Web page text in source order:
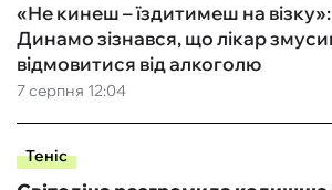
7 серпня 12:04
«Не кинеш – їздитимеш на
Динамо зізнався, що лікар
відмовитися від алкоголю
Теніс